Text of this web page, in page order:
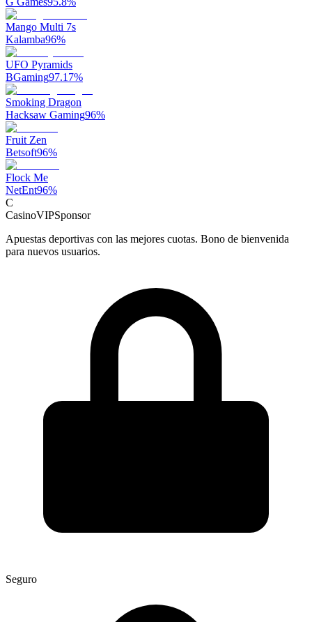
Mango Multi 7s
Kalamba96%
UFO Pyramids
BGaming97.17%
Smoking Dragon
Hacksaw Gaming96%
Fruit Zen
Betsoft96%
Flock Me
NetEnt96%
C
CasinoVIPSponsor
Apuestas deportivas con las mejores cuotas. Bono de bienvenida
para nuevos usuarios.
Seguro